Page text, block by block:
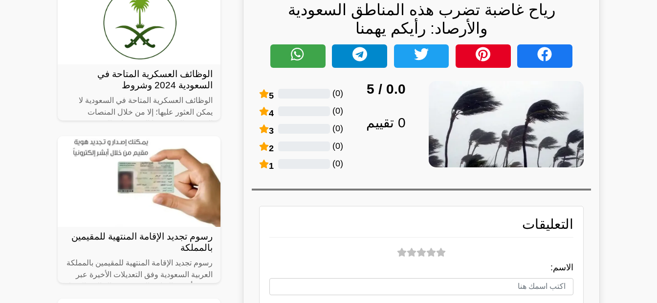
رياح غاضبة تضرب هذه المناطق السعودية
والأرصاد: رأيكم يهمنا
0.0
/ 5
0 تقييم
5 (
0
)
4 (
0
)
3 (
0
)
2 (
0
)
1 (
0
)
التعليقات
الاسم:
الوظائف العسكرية المتاحة في
السعودية 2024 وشروط
الوظائف العسكرية المتاحة في السعودية لا
يمكن العثور عليها؛ إلا من خلال المنصات
رسوم تجديد الإقامة المنتهية للمقيمين
بالمملكة
رسوم تجديد الإقامة المنتهية للمقيمين بالمملكة
العربية السعودية وفق التعديلات الأخيرة عبر